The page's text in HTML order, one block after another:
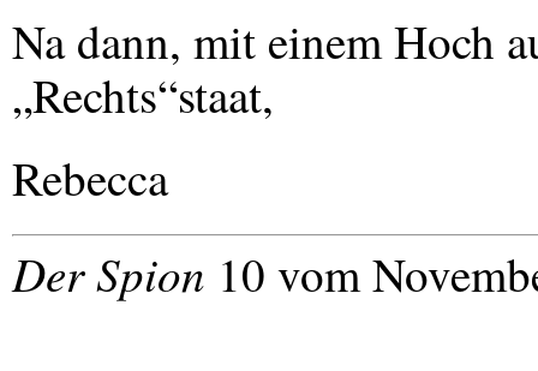
Na dann, mit einem Hoch
„Rechts“staat,
Rebecca
Der Spion 10 vom